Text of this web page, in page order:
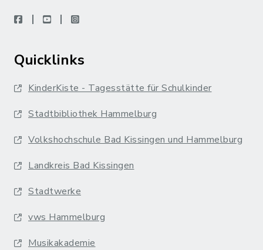
facebookyoutubeinstagram
Quicklinks
KinderKiste - Tagesstätte für Schulkinder
Stadtbibliothek Hammelburg
Volkshochschule Bad Kissingen und Hammelburg
Landkreis Bad Kissingen
Stadtwerke
vws Hammelburg
Musikakademie